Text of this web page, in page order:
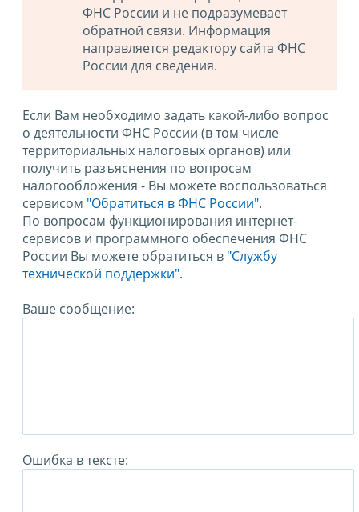
ФНС России и не подразумевает
обратной связи. Информация
направляется редактору сайта ФНС
России для сведения.
Если Вам необходимо задать какой-либо вопрос
о деятельности ФНС России (в том числе
территориальных налоговых органов) или
получить разъяснения по вопросам
налогообложения - Вы можете воспользоваться
сервисом "Обратиться в ФНС России".
По вопросам функционирования интернет-
сервисов и программного обеспечения ФНС
России Вы можете обратиться в "Службу
технической поддержки".
Ваше сообщение:
Ошибка в тексте: